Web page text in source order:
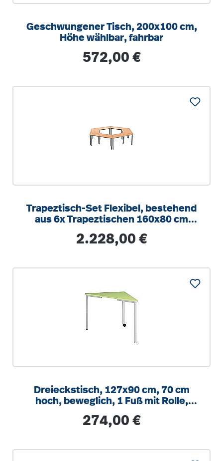
Geschwungener Tisch, 200x100 cm,
Höhe wählbar, fahrbar
Regulärer Preis:
572,00 €
Trapeztisch-Set Flexibel, bestehend
aus 6x Trapeztischen 160x80 cm
Regulärer Preis:
2.228,00 €
Dreieckstisch, 127x90 cm, 70 cm
hoch, beweglich, 1 Fuß mit Rolle,
Regulärer Preis:
274,00 €